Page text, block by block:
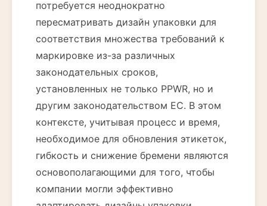
потребуется неоднократно
пересматривать дизайн упаковки для
соответствия множества требований к
маркировке из-за различных
законодательных сроков,
установленных не только PPWR, но и
другим законодательством ЕС. В этом
контексте, учитывая процесс и время,
необходимое для обновления этикеток,
гибкость и снижение бремени являются
основополагающими для того, чтобы
компании могли эффективно